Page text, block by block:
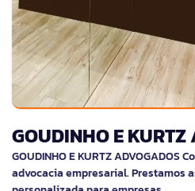
GOUDINHO E
GOUDINHO E KURTZ ADVOGADOS
advocacia empresarial. Prestamos